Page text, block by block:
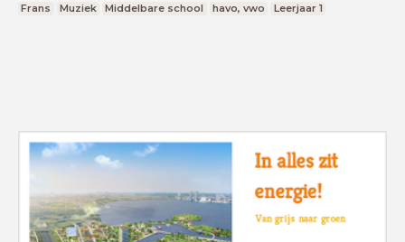
Frans Muziek Middelbare school havo, vwo Leerjaar 1